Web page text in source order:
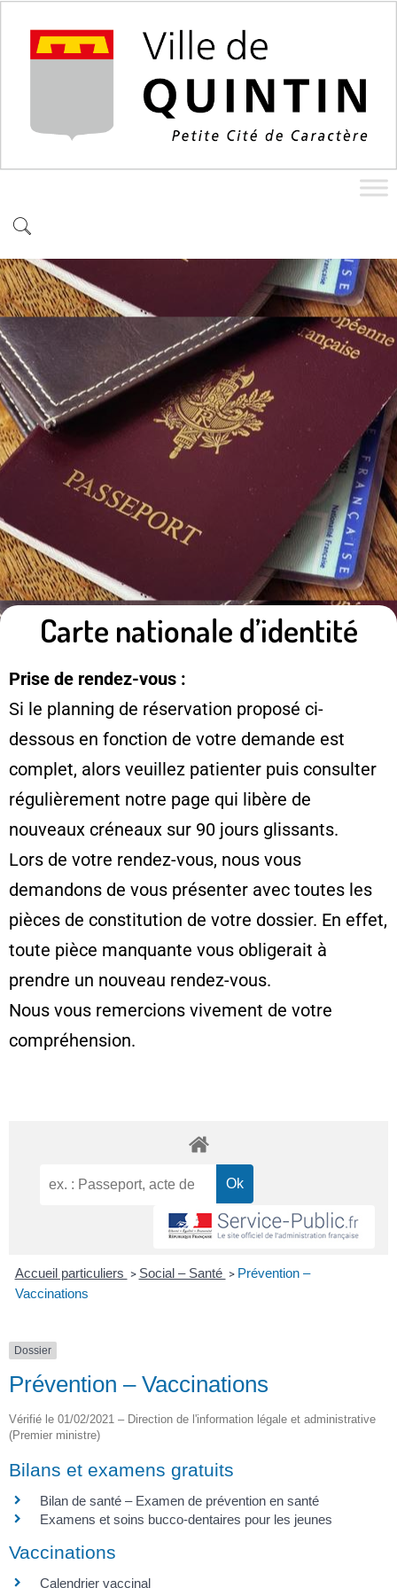
Carte nationale d’identité
Prise de rendez-vous :
Si le planning de réservation proposé ci-
dessous en fonction de votre demande est
complet, alors veuillez patienter puis consulter
régulièrement notre page qui libère de
nouveaux créneaux sur 90 jours glissants.
Lors de votre rendez-vous, nous vous
demandons de vous présenter avec toutes les
pièces de constitution de votre dossier. En effet,
toute pièce manquante vous obligerait à
prendre un nouveau rendez-vous.
Nous vous remercions vivement de votre
compréhension.
Accueil particuliers > Social – Santé > Prévention –
Vaccinations
Dossier
Prévention – Vaccinations
Vérifié le 01/02/2021 – Direction de l'information légale et administrative
(Premier ministre)
Bilans et examens gratuits
Bilan de santé – Examen de prévention en santé
Examens et soins bucco-dentaires pour les jeunes
Vaccinations
Calendrier vaccinal